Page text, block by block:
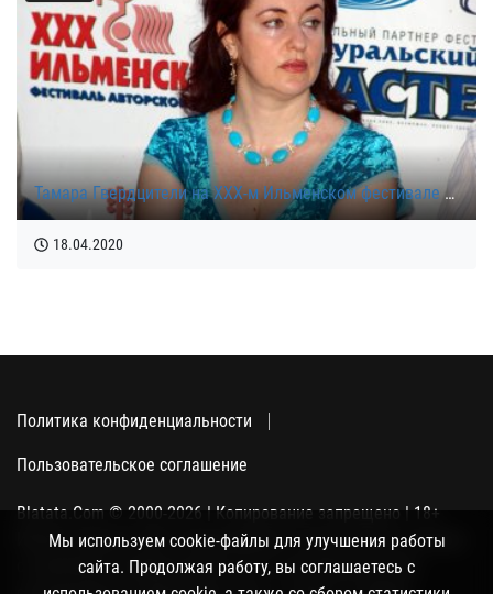
Тамара Гвердцители на ХХХ-м Ильменском фестивале 2006 года
18.04.2020
Политика конфиденциальности
Пользовательское соглашение
Blatata.Com © 2000-2026 | Копирование запрещено | 18+
Использование сайта подразумевает ваше полное согласие
с политикой конфиденциальности, пользовательским
Мы используем cookie-файлы для улучшения работы
сайта. Продолжая работу, вы соглашаетесь с